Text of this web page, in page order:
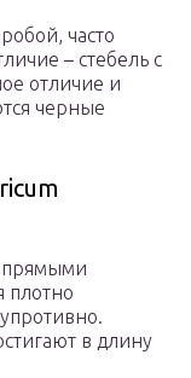
часто
– стебель с
отличие и
черные
прямыми
плотно
в длину